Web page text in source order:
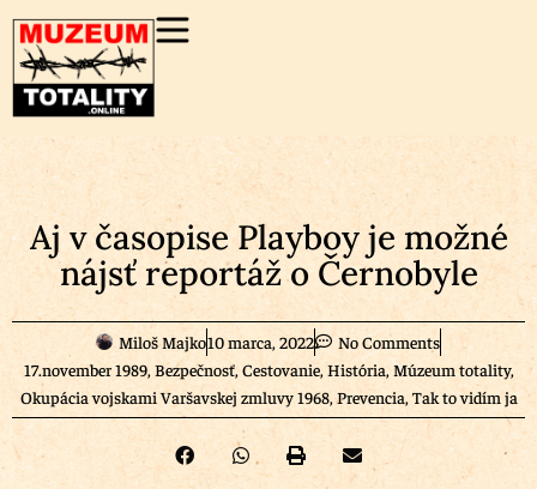
Aj v časopise Playboy je možné
nájsť reportáž o Černobyle
Miloš Majko10 marca, 2022
No Comments
17.november 1989, Bezpečnosť, Cestovanie, História, Múzeum totality,
Okupácia vojskami Varšavskej zmluvy 1968,Prevencia, Tak to vidím ja